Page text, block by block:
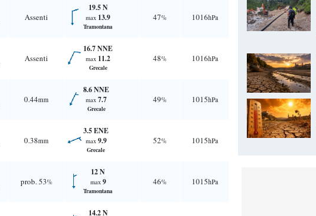
Assenti
19.5 N
max 13.9
Tramontana
47% 1016hPa
Assenti
16.7 NNE
max 11.2
Grecale
48% 1016hPa
0.44mm
8.6 NNE
max 7.7
Grecale
49% 1015hPa
0.38mm
3.5 ENE
max 9.9
Grecale
52% 1015hPa
prob. 53%
12 N
max 9
Tramontana
46% 1015hPa
14.2 N